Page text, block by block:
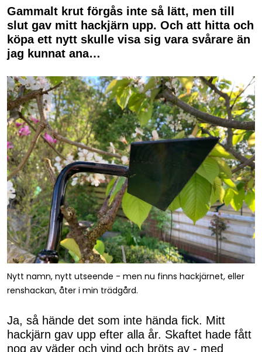
Gammalt krut förgås inte så lätt, men till
slut gav mitt hackjärn upp. Och att hitta och
köpa ett nytt skulle visa sig vara svårare än
jag kunnat ana…
Nytt namn, nytt utseende - men nu finns hackjärnet, eller
renshackan, åter i min trädgård.
Ja, så hände det som inte hända fick. Mitt
hackjärn gav upp efter alla år. Skaftet hade fått
nog av väder och vind och bröts av - med